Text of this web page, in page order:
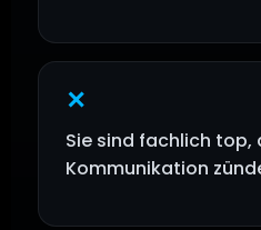
✕
Sie sind fachlich top,
Kommunikation